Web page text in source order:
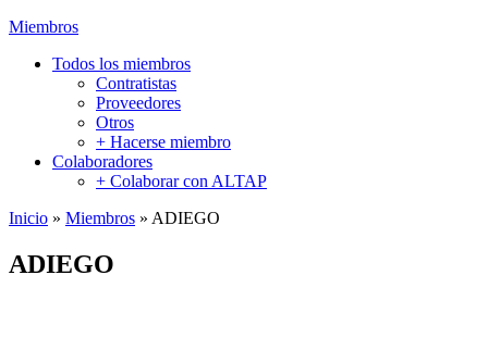
Miembros
Todos los miembros
Contratistas
Proveedores
Otros
+ Hacerse miembro
Colaboradores
+ Colaborar con ALTAP
Inicio » Miembros » ADIEGO
ADIEGO